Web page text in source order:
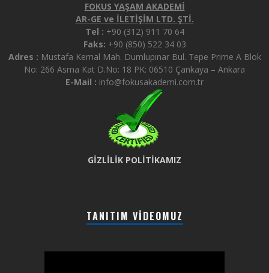
FOKUS YAŞAM AKADEMİ
AR-GE ve İLETİŞİM LTD. ŞTİ.
Tel : +90 (312) 911 70 64
Faks: +90 (850) 522 34 03
Adres : Mustafa Kemal Mah. Dumlupınar Bul. Tepe Prime A Blok
No: 266 Asma Kat D.No: 18 PK: 06510 Çankaya – Ankara
E-Mail : info@fokusakademi.com.tr
GİZLİLİK POLİTİKAMIZ
TANITIM VIDEOMUZ